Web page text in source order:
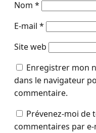
Nom *
E-mail *
Site web
Enregistrer mon
dans le navigateur
commentaire.
Prévenez-moi de
commentaires par e-